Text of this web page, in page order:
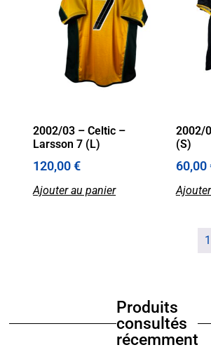
2002/03 – Celtic –
Larsson 7 (L)
120,00€
Ajouter au panier
2002/
(S)
60,00
1
Produits
consultés
récemment